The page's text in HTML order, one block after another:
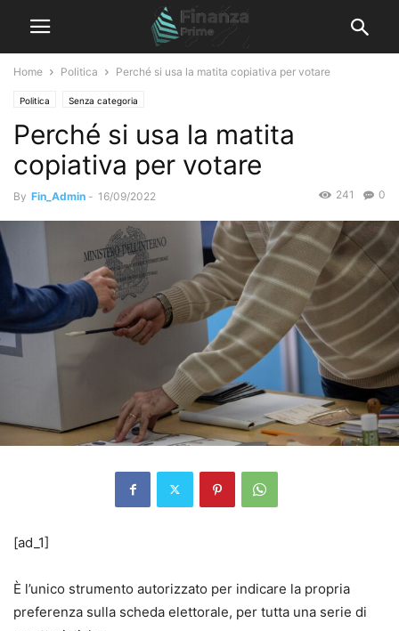
Home Politica Perché si usa la matita copiativa per votare
Politica Senza categoria
Perché si usa la matita
copiativa per votare
By Fin_Admin - 16/09/2022 0
241
[ad_1]
È l’unico strumento autorizzato per indicare la propria
preferenza sulla scheda elettorale, per tutta una serie di